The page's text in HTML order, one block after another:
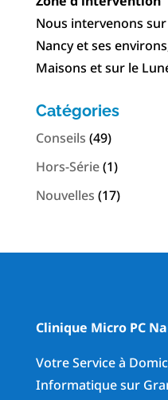
Nous intervenons
Nancy et ses
Maisons et sur le
Catégories
Conseils (49)
Hors-Série(1)
Nouvelles (17)
Clinique Micro PC
Votre Service à
Informatique sur